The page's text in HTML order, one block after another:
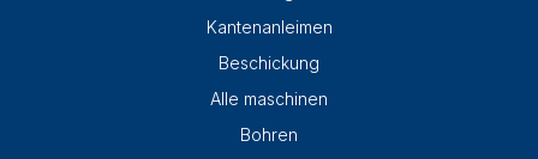
Kantenanleimen
Beschickung
Alle maschinen
Bohren